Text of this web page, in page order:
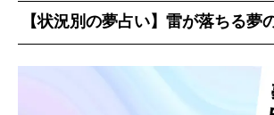
【状況別の夢占い】雷が落ちる夢